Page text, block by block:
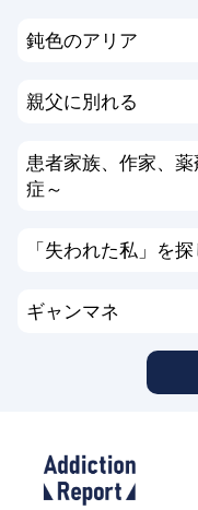
鈍色のアリア
親父に別れる
患者家族、作家、
症～
「失われた私」を
ギャンマネ